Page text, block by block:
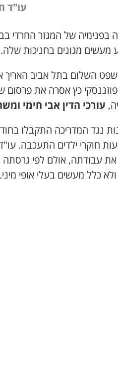
עו"ד
מעשים מגונים בחניכות שלה.
פוזננסקי כץ אסרה את
עורכי הדין אבי חימי
נגד המדריכה התקבלו
חוקרי ילדים התעכבה.
את עבודתה, אולם לפי גרסתה
כלל מעשים בעלי אופי מיני.